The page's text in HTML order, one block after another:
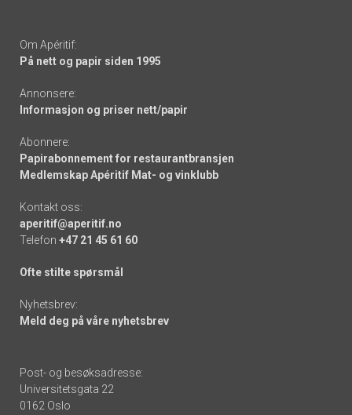
Om Apéritif:
På nett og papir siden 1995
Annonsere:
Informasjon og priser nett/papir
Abonnere:
Papirabonnement for restaurantbransjen
Medlemskap Apéritif Mat- og vinklubb
Kontakt oss:
aperitif@aperitif.no
Telefon +47 21 45 61 60
Ofte stilte spørsmål
Nyhetsbrev:
Meld deg på våre nyhetsbrev
Post- og besøksadresse:
Universitetsgata 22
0162 Oslo